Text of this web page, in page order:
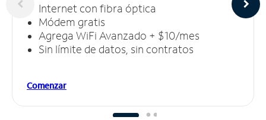
Internet con fibra óptica
Módem gratis
Agrega WiFi Avanzado + $10/mes
Sin límite de datos, sin contratos
Comenzar